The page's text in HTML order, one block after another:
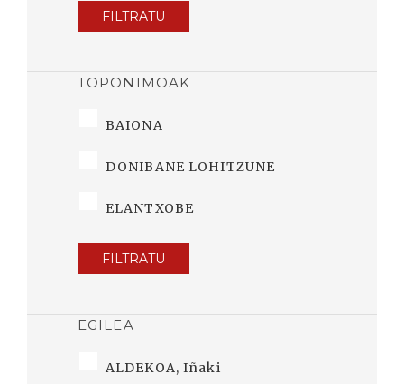
FILTRATU
TOPONIMOAK
BAIONA
DONIBANE LOHITZUNE
ELANTXOBE
FILTRATU
EGILEA
ALDEKOA, Iñaki